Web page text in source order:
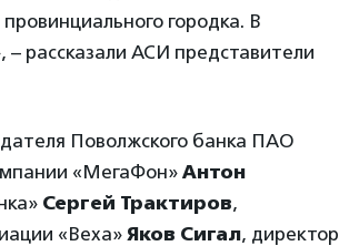
городка. В
рассказали АСИ представители
Поволжского банка ПАО
«МегаФон» Антон
Сергей Трактиров,
«Веха» Яков Сигал, директор